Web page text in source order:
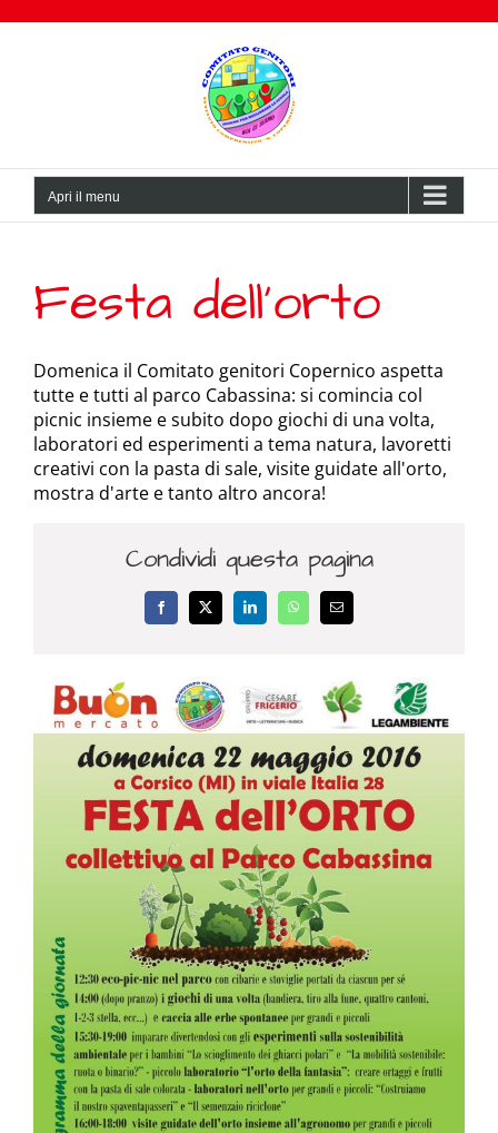
Apri il menu
Festa dell’orto
Domenica il Comitato genitori Copernico aspetta
tutte e tutti al parco Cabassina: si comincia col
picnic insieme e subito dopo giochi di una volta,
laboratori ed esperimenti a tema natura, lavoretti
creativi con la pasta di sale, visite guidate all'orto,
mostra d'arte e tanto altro ancora!
Condividi questa pagina
Facebook
X LinkedInWhatsAppEmail